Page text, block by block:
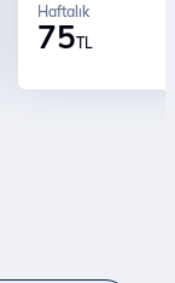
75TL
Haftalık